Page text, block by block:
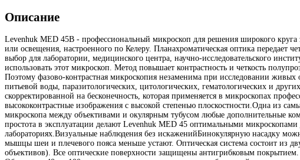
Описание
Levenhuk MED 45B - профессиональный микроскоп для решения широкого
или освещения, настроенного по Келеру. Планахроматическая оптика
выбор для лаборатории, медицинского центра, научно-исследовательского
использовать этот микроскоп. Метод повышает контрастность и четкость
Поэтому фазово-контрастная микроскопия незаменима при исследовании
питьевой воды, паразитологических, цитологических, гематологических и
скорректированной на бесконечность, которая применяется в микроскопах
высококонтрастные изображения с высокой степенью плоскостности.Одна из
микроскопа между объективами и окулярным тубусом любые дополнительные
простота в эксплуатации делают Levenhuk MED 45 оптимальными
лабораториях.Визуальные наблюдения без искаженийБинокулярную насадку
мышцы шеи и плечевого пояса меньше устают. Оптическая система состоит из
объективов). Все оптические поверхности защищены антигрибковым покрытием.